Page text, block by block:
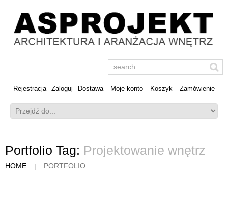
Rejestracja Zaloguj Dostawa Moje konto Koszyk Zamówienie
Portfolio Tag: Projektowanie wnętrz
HOME PORTFOLIO